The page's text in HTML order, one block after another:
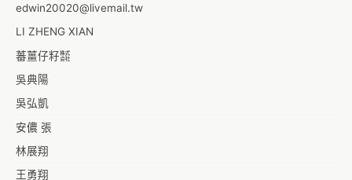
然而，經過這一次的公民覺醒，我有個想法：如果我們不滿意立委可以
在不經過溝通之下，任意修改專業的法案；那麼，我們會滿意各學公會
的理監事提出的修正案嗎？這麼說並不是不相信學公會的理監事，畢竟
我也身為一員，但我相信，絕對有人（甚至許多人）會對理監事們提出
來的修法版本無法接受。那麼，有沒有一種修法的可能，是所有人都可
以參與其中？
edwin20020@livemail.tw
LI ZHENG XIAN
蕃薑仔籽㍿
吳典陽
吳弘凱
安儂 張
林展翔
王勇翔